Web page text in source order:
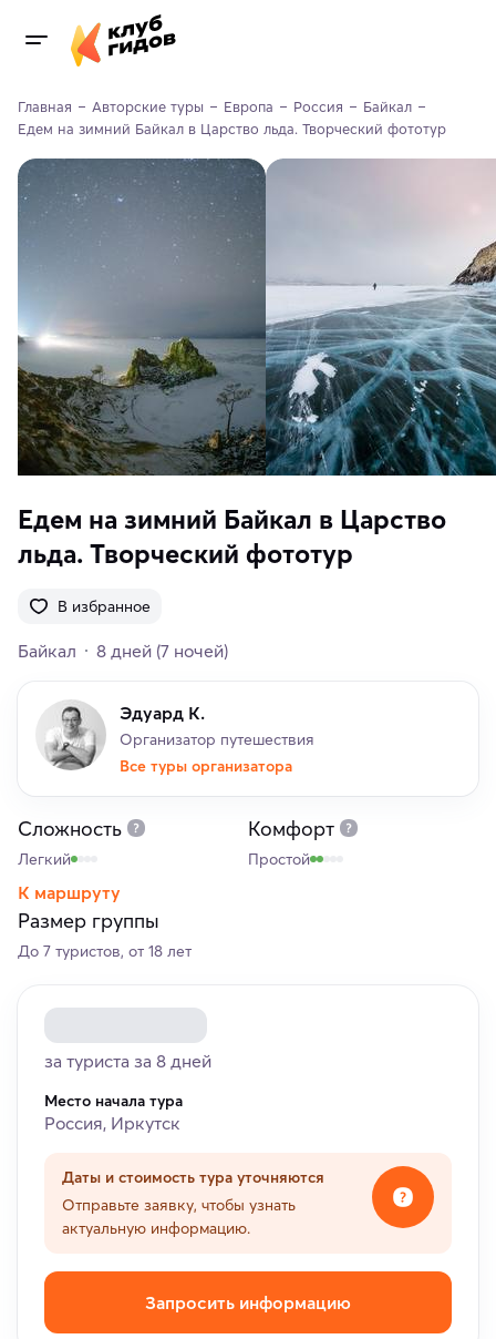
Главная Авторские туры Европа Россия
Байкал
Едем на зимний Байкал в Царство льда. Творческий фототур
Едем на зимний Байкал в Царство
льда. Творческий фототур
В избранное
Байкал 8 дней (7 ночей)
Эдуард К.
Организатор путешествия
Все туры организатора
Сложность
Легкий
К маршруту
Комфорт
Простой
Размер группы
До 7 туристов, от 18 лет
за туриста за 8 дней
Место начала тура
Россия, Иркутск
Даты и стоимость тура уточняются
Отправьте заявку, чтобы узнать
актуальную информацию.
Запросить информацию